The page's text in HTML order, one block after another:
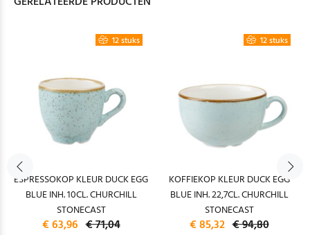
12 stuks
ESPRESSOKOP KLEUR DUCK EGG
BLUE INH. 10CL. CHURCHILL
STONECAST
€ 63,96 € 71,04
12 stuks
KOFFIEKOP KLEUR DUCK EGG
BLUE INH. 22,7CL. CHURCHILL
STONECAST
€ 85,32 € 94,80